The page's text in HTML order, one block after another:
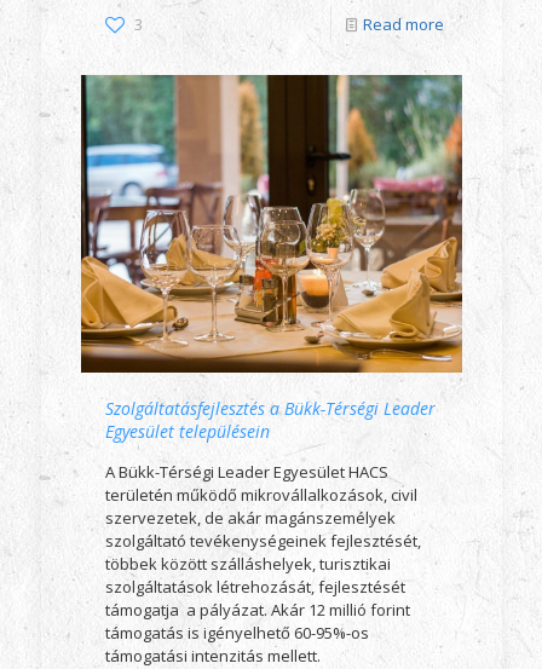
3 Read more
Szolgáltatásfejlesztés a Bükk-Térségi Leader
Egyesület településein
A Bükk-Térségi Leader Egyesület HACS
területén működő mikrovállalkozások, civil
szervezetek, de akár magánszemélyek
szolgáltató tevékenységeinek fejlesztését,
többek között szálláshelyek, turisztikai
szolgáltatások létrehozását, fejlesztését
támogatja a pályázat. Akár 12 millió forint
támogatás is igényelhető 60-95%-os
támogatási intenzitás mellett.